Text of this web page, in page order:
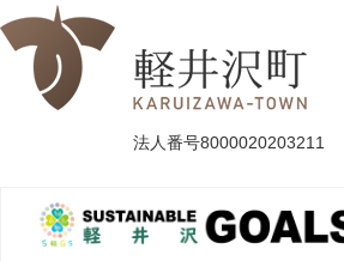
法人番号8000020203211